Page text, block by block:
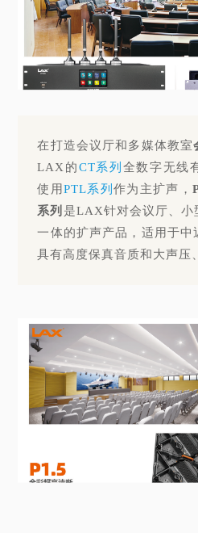
在打造会议厅和多媒体教室
LAX的CT系列 全数字无线
使用PTL系列作为主扩声，
系列 是LAX针对会议厅、小
一体的扩声产品，适用于中
具有高度保真音质和大声压